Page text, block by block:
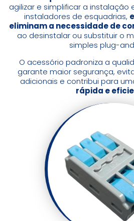
agilizar e simplificar a instalação
instaladores de esquadrias,
eliminam a necessidade de
ao desinstalar ou substituir o
simples plug-
O acessório padroniza a
garante maior segurança,
adicionais e contribui para
rápida e